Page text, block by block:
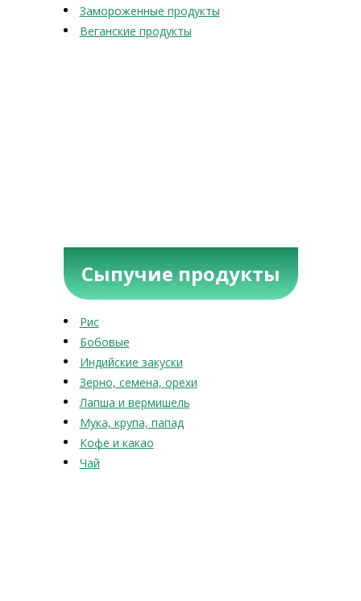
Замороженные продукты
Веганские продукты
Сыпучие продукты
Рис
Бобовые
Индийские закуски
Зерно, семена, орехи
Лапша и вермишель
Мука, крупа, папад
Кофе и какао
Чай